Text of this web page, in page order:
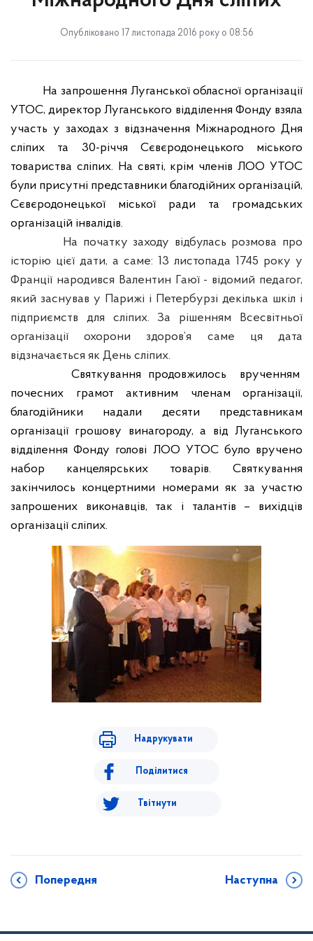
Опубліковано 17 листопада 2016 року о 08:56
На запрошення Луганської обласної організації
УТОС, директор Луганського відділення Фонду взяла
участь у заходах з відзначення Міжнародного Дня
сліпих та 30-річчя Сєвєродонецького міського
товариства сліпих. На святі, крім членів ЛОО УТОС
були присутні представники благодійних організацій,
Сєвєродонецької міської ради та громадських
організацій інвалідів.
На початку заходу відбулась розмова про
історію цієї дати, а саме: 13 листопада 1745 року у
Франції народився Валентин Гаюї - відомий педагог,
який заснував у Парижі і Петербурзі декілька шкіл і
підприємств для сліпих.За рішенням Всесвітньої
організації охорони здоров’я саме ця дата
відзначається як День сліпих.
Святкування продовжилось
врученням
почесних грамот активним членам організації,
благодійники надали десяти представникам
організації грошову винагороду, а від Луганського
відділення Фонду голові ЛОО УТОС було вручено
набор канцелярських товарів. Святкування
закінчилось концертними номерами як за участю
запрошених виконавців, так і талантів – вихідців
організації сліпих.
Надрукувати
Поділитися
Твітнути
Попередня Наступна